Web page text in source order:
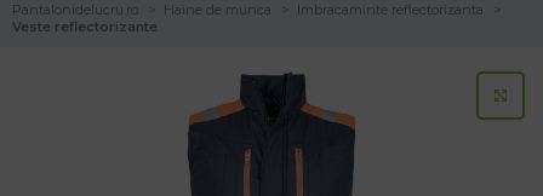
Pantalonidelucru.ro Haine de munca
Imbracaminte reflectorizanta
Veste reflectorizante